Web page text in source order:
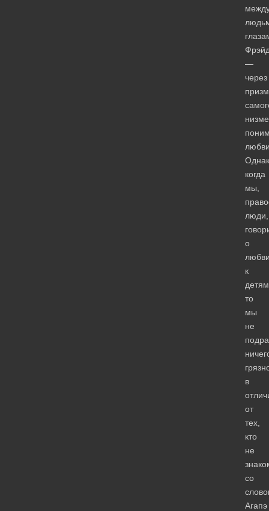
—
через
когда
мы,
люди,
о
к
то
мы
не
в
от
тех,
кто
не
со
Агапэ